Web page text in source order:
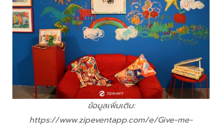
ข้อมูลเพิ่มเติม:
https://www.zipeventapp.com/e/Give-me-